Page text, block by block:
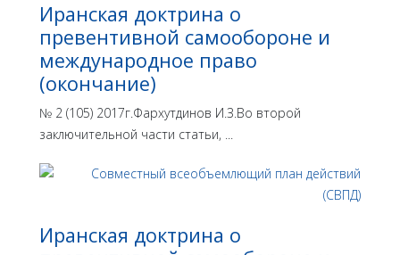
Иранская доктрина о
превентивной самообороне и
международное право
(окончание)
№ 2 (105) 2017г.Фархутдинов И.З.Во второй
заключительной части статьи, ...
Иранская доктрина о